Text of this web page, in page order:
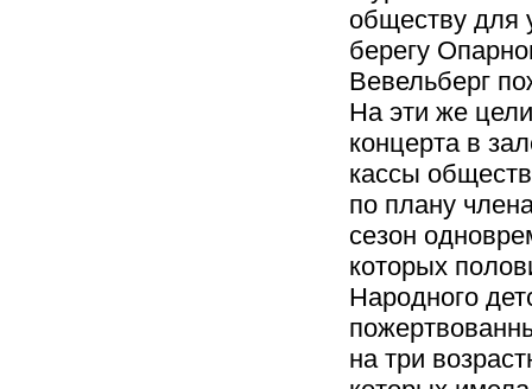
обществу для
берегу
Вевельберг
На эти же
концерта в
кассы
по плану
сезон
которых
Народного
на три